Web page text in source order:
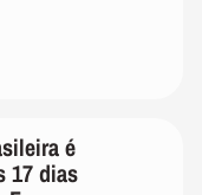
é
17 dias